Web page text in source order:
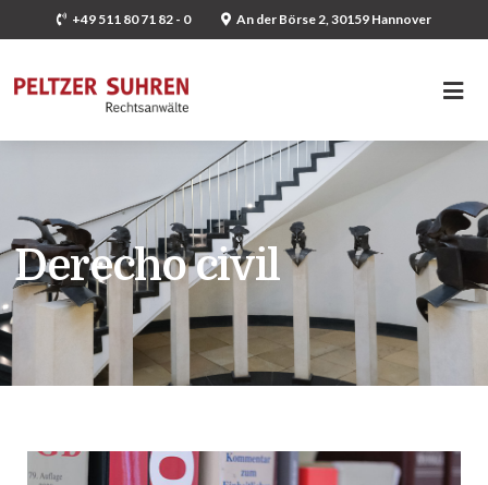
+49 511 80 71 82 - 0 An der Börse 2, 30159 Hannover
Derecho civil